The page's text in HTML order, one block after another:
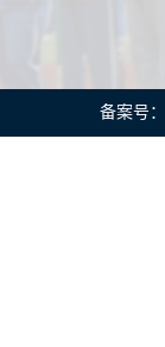
备案号